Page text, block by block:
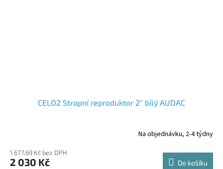
CELO2 Stropní reproduktor 2" bílý AUDAC
Na objednávku, 2-4 týdny
1 677,69 Kč bez DPH
2 030 Kč Do košíku